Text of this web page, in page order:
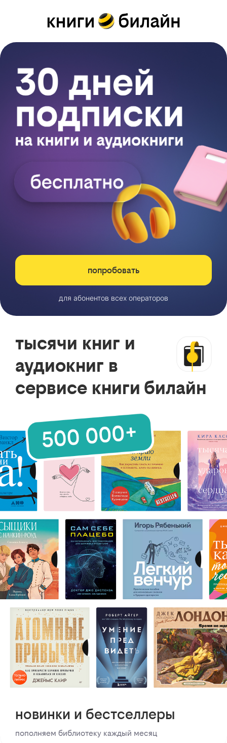
попробовать
для абонентов всех операторов
тысячи книг и
аудиокниг в
сервисе книги билайн
новинки и бестселлеры
пополняем библиотеку каждый месяц